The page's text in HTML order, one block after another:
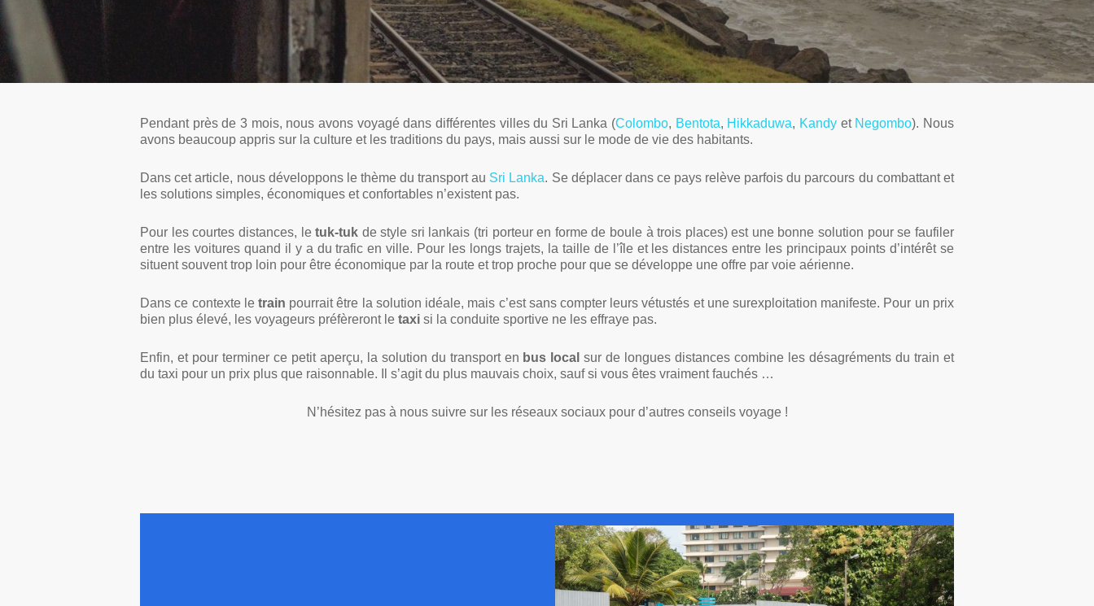
By Victoria 2 Comments
Pendant près de 3 mois, nous avons voyagé dans différentes villes du Sri Lanka (Colombo, Bentota, Hikkaduwa, Kandyet Negombo). Nous
avons beaucoup appris sur la culture et les traditions du pays, mais aussi sur le mode de vie des habitants.
Dans cet article, nous développons le thème du transport au Sri Lanka. Se déplacer dans ce pays relève parfois du parcours du combattant et
les solutions simples, économiques et confortables n’existent pas.
Pour les courtes distances, letuk-tuk de style sri lankais (tri porteur en forme de boule à trois places) est une bonne solution pour se faufiler
entre les voitures quand il y a du trafic en ville. Pour les longs trajets, la taille de l’île et les distances entre les principaux points d’intérêt se
situent souvent trop loin pour être économique par la route et trop proche pour que se développe une offre par voie aérienne.
Dans ce contexte letrain pourrait être la solution idéale, mais c’est sans compter leurs vétustés et une surexploitation manifeste. Pour un prix
bien plus élevé, les voyageurs préfèreront letaxi si la conduite sportive ne les effraye pas.
Enfin, et pour terminer ce petit aperçu, la solution du transport en bus local sur de longues distances combine les désagréments du train et
du taxi pour un prix plus que raisonnable. Il s’agit du plus mauvais choix, sauf si vous êtes vraiment fauchés …
N’hésitez pas à nous suivre sur les réseaux sociaux pour d’autres conseils voyage !